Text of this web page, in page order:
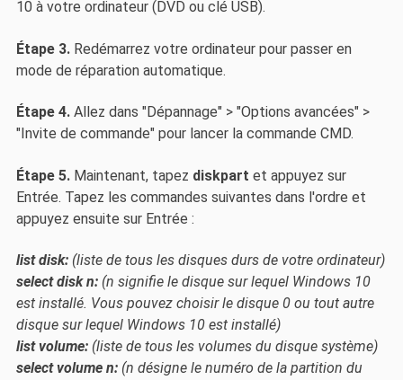
10 à votre ordinateur (DVD ou clé USB).
Étape 3. Redémarrez votre ordinateur pour passer en
mode de réparation automatique.
Étape 4. Allez dans "Dépannage" > "Options avancées" >
"Invite de commande" pour lancer la commande CMD.
Étape 5. Maintenant, tapez diskpart et appuyez sur
Entrée. Tapez les commandes suivantes dans l'ordre et
appuyez ensuite sur Entrée :
list disk: (liste de tous les disques durs de votre ordinateur)
select disk n: (n signifie le disque sur lequel Windows 10
est installé. Vous pouvez choisir le disque 0 ou tout autre
disque sur lequel Windows 10 est installé)
list volume: (liste de tous les volumes du disque système)
select volume n:(n désigne le numéro de la partition du